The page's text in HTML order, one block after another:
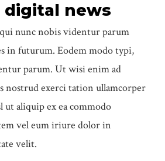
digital news
nunc nobis videntur parum
in futurum. Eodem modo typi,
parum. Ut wisi enim ad
nostrud exerci tation ullamcorper
aliquip ex ea commodo
vel eum iriure dolor in
velit.